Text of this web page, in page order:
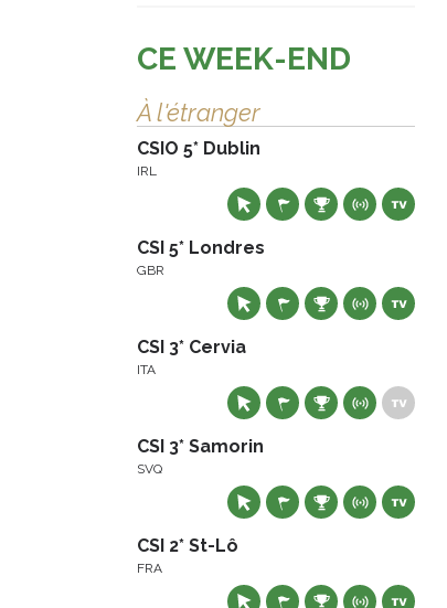
CE WEEK-END
À l'étranger
CSIO 5* Dublin
IRL
CSI 5* Londres
GBR
CSI 3* Cervia
ITA
CSI 3* Samorin
SVQ
CSI 2* St-Lô
FRA